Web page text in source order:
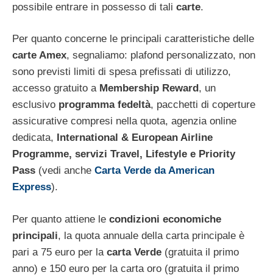
possibile entrare in possesso di tali carte.
Per quanto concerne le principali caratteristiche delle
carte Amex, segnaliamo: plafond personalizzato, non
sono previsti limiti di spesa prefissati di utilizzo,
accesso gratuito a Membership Reward , un
esclusivo programma fedeltà, pacchetti di coperture
assicurative compresi nella quota, agenzia online
dedicata,
International & European Airline
Programme, servizi Travel, Lifestyle e Priority
Pass (vedi anche Carta Verde da American
Express).
Per quanto attiene le condizioni economiche
principali, la quota annuale della carta principale è
pari a 75 euro per la carta Verde (gratuita il primo
anno) e 150 euro per la carta oro (gratuita il primo